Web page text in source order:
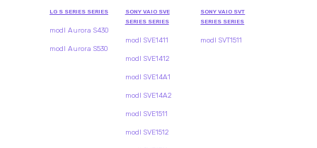
LG S SERIES SERIES
modl Aurora S430
modl Aurora S530
SONY VAIO SVE
SERIES SERIES
modl SVE1411
modl SVE1412
modl SVE14A1
modl SVE14A2
modl SVE1511
modl SVE1512
SONY VAIO SVT
SERIES SERIES
modl SVT1511